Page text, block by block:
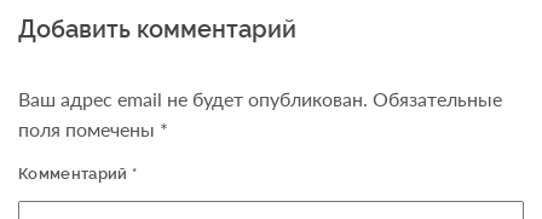
Добавить комментарий
Ваш адрес email не будет опубликован. Обязательные
поля помечены *
Комментарий *